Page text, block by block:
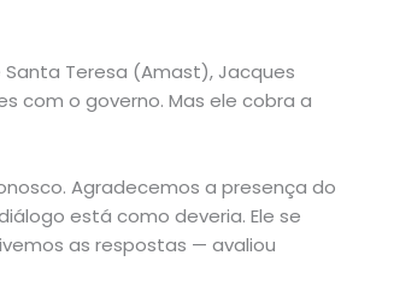
Teresa (Amast), Jacques
com o governo. Mas ele cobra a
Agradecemos a presença do
está como deveria. Ele se
as respostas — avaliou